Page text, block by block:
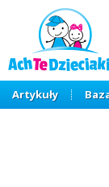
Artykuły